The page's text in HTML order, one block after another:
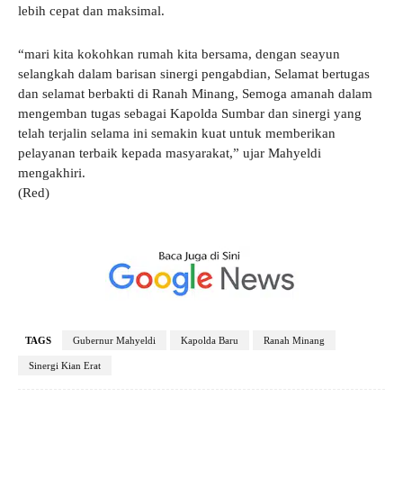
lebih cepat dan maksimal.
“mari kita kokohkan rumah kita bersama, dengan seayun
selangkah dalam barisan sinergi pengabdian, Selamat bertugas
dan selamat berbakti di Ranah Minang, Semoga amanah dalam
mengemban tugas sebagai Kapolda Sumbar dan sinergi yang
telah terjalin selama ini semakin kuat untuk memberikan
pelayanan terbaik kepada masyarakat,” ujar Mahyeldi
mengakhiri.
(Red)
TAGS Gubernur Mahyeldi Kapolda Baru Ranah Minang
Sinergi Kian Erat